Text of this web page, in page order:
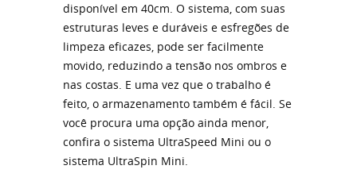
disponível em 40cm. O sistema, com suas
estruturas leves e duráveis ​​e esfregões de
limpeza eficazes, pode ser facilmente
movido, reduzindo a tensão nos ombros e
nas costas. E uma vez que o trabalho é
feito, o armazenamento também é fácil. Se
você procura uma opção ainda menor,
confira o sistema UltraSpeed ​​Mini ou o
sistema UltraSpin Mini.